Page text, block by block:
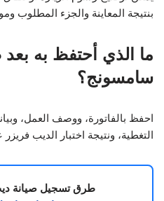
بنتيجة المعاينة والجزء المطلوب
ما الذي أحتفظ به بعد
سامسونج؟
احفظ بالفاتورة، ووصف العمل،
التغطية، ونتيجة اختبار الديب فريزر
طرق تسجيل صيانة